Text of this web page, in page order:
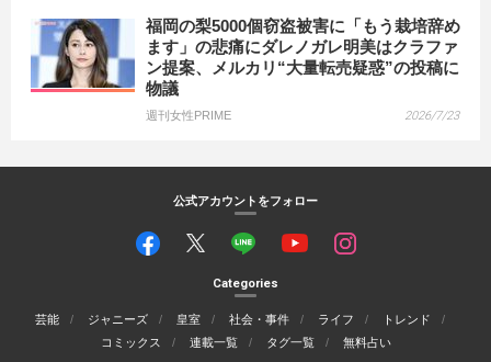
福岡の梨5000個窃盗被害に「もう栽培辞め
ます」の悲痛にダレノガレ明美はクラファ
ン提案、メルカリ“大量転売疑惑”の投稿に
物議
週刊女性PRIME 2026/7/23
公式アカウントをフォロー
Categories
芸能 ジャニーズ 皇室 社会・事件 ライフ
トレンド
コミックス
連載一覧 タグ一覧 無料占い